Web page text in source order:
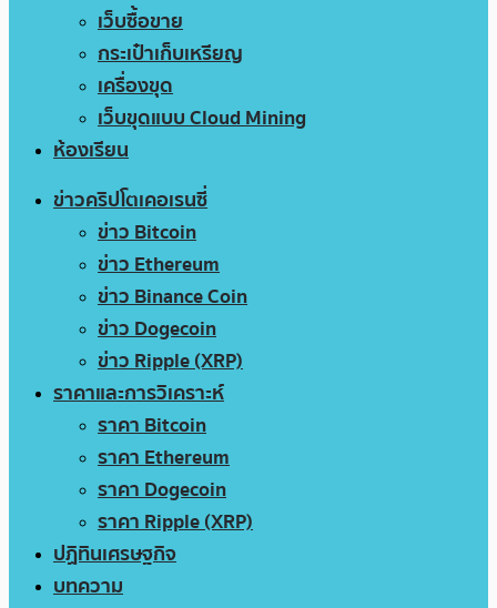
เว็บซื้อขาย
กระเป๋าเก็บเหรียญ
เครื่องขุด
เว็บขุดแบบ Cloud Mining
ห้องเรียน
ข่าวคริปโตเคอเรนซี่
ข่าว Bitcoin
ข่าว Ethereum
ข่าว Binance Coin
ข่าว Dogecoin
ข่าว Ripple (XRP)
ราคาและการวิเคราะห์
ราคา Bitcoin
ราคา Ethereum
ราคา Dogecoin
ราคา Ripple (XRP)
ปฏิทินเศรษฐกิจ
บทความ